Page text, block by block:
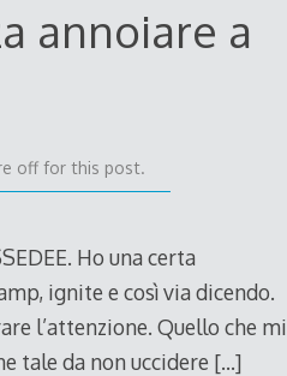
annoiare a
off for this post.
Ho una certa
ignite e così via dicendo.
l’attenzione. Quello che mi
tale da non uccidere […]